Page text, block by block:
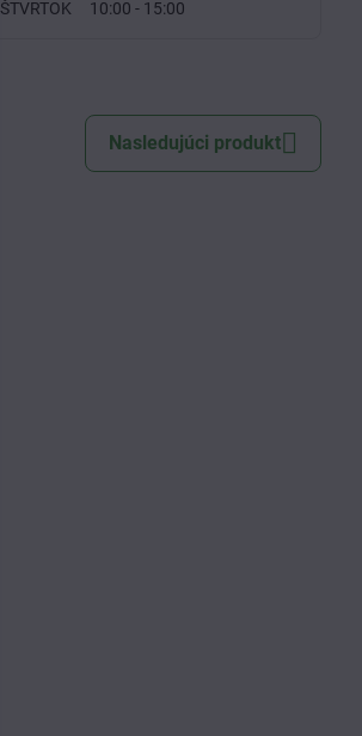
ŠTVRTOK 10:00 - 15:00
Nasledujúci produkt